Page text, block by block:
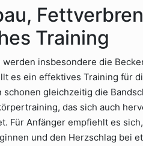
Training
insbesondere die
es ein effektives Training für
gleichzeitig die
das sich auch
Für Anfänger empfiehlt es
und den Herzschlag bei